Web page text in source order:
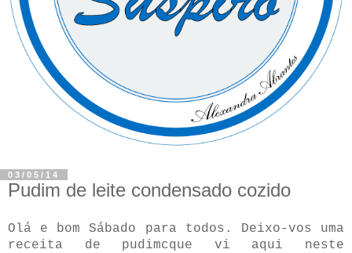
03/05/14
Pudim de leite condensado cozido
Olá e bom Sábado para todos. Deixo-vos uma
receita de pudimcque vi aqui neste